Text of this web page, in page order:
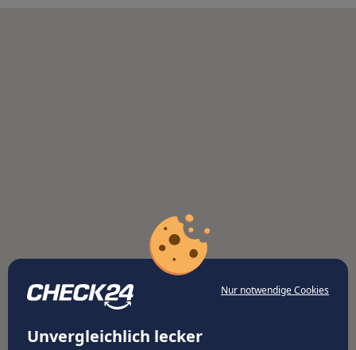
Nur notwendige Cookies
Unvergleichlich lecker